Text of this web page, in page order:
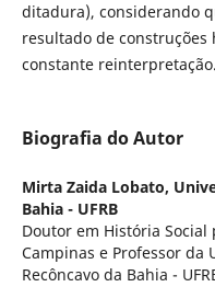
ditadura), considerando
resultado de construções
constante reinterpretação.
Biografia do Autor
Mirta Zaida Lobato,
Bahia - UFRB
Doutor em História
Campinas e Professor da
Recôncavo da Bahia -